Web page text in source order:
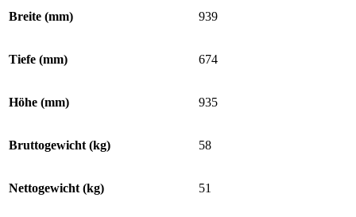
Breite (mm) 939
Tiefe (mm) 674
Höhe (mm) 935
Bruttogewicht (kg) 58
Nettogewicht (kg) 51